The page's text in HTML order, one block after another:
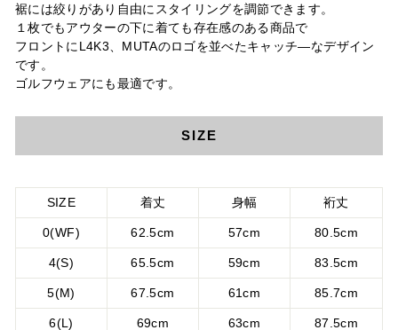
裾には絞りがあり自由にスタイリングを調節できます。
１枚でもアウターの下に着ても存在感のある商品で
フロントにL4K3、MUTAのロゴを並べたキャッチ―なデザイン
です。
ゴルフウェアにも最適です。
SIZE
SIZE 着丈 身幅 裄丈
0(WF) 62.5cm 57cm 80.5cm
4(S) 65.5cm 59cm 83.5cm
5(M) 67.5cm 61cm 85.7cm
6(L) 69cm 63cm 87.5cm